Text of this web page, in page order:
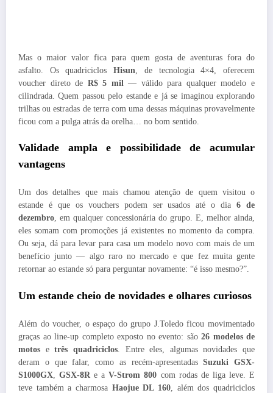
Mas o maior valor fica para quem gosta de aventuras fora do
asfalto. Os quadriciclosHisun , de tecnologia 4×4, oferecem
voucher direto de R$ 5 mil — válido para qualquer modelo e
cilindrada. Quem passou pelo estande e já se imaginou explorando
trilhas ou estradas de terra com uma dessas máquinas provavelmente
ficou com a pulga atrás da orelha… no bom sentido.
Validade ampla e possibilidade de acumular
vantagens
Um dos detalhes que mais chamou atenção de quem visitou o
estande é que os vouchers podem ser usados até o dia6 de
dezembro, em qualquer concessionária do grupo. E, melhor ainda,
eles somam com promoções já existentes no momento da compra.
Ou seja, dá para levar para casa um modelo novo com mais de um
benefício junto — algo raro no mercado e que fez muita gente
retornar ao estande só para perguntar novamente: “é isso mesmo?”.
Um estande cheio de novidades e olhares curiosos
Além do voucher, o espaço do grupo J.Toledo ficou movimentado
graças ao line-up completo exposto no evento: são 26 modelos de
motos etrês quadriciclos. Entre eles, algumas novidades que
deram o que falar, como as recém-apresentadasSuzuki GSX-
S1000GX,GSX-8R e aV-Strom 800 com rodas de liga leve. E
teve também a charmosa Haojue DL 160, além dos quadriciclos